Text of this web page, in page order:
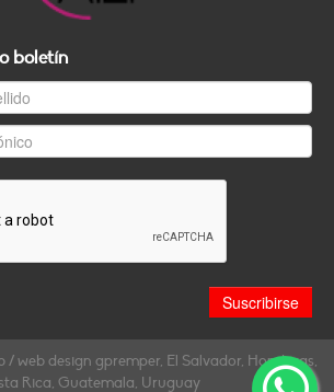
boletín
/ web design gpremper, El Salvador, Honduras,
Rica, Guatemala, Uruguay